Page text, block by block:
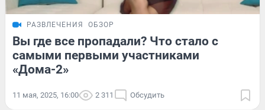
РАЗВЛЕЧЕНИЯ ОБЗОР
Вы где все пропадали? Что стало с
самыми первыми участниками
«Дома-2»
11 мая, 2025, 16:00 2 311 Обсудить